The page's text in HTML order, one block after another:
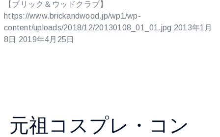
【ブリック＆ウッドクラブ】
https://www.brickandwood.jp/wp1/wp-
content/uploads/2018/12/20130108_01_01.jpg 2013年1月
8日 2019年4月25日
元祖コスプレ・コン